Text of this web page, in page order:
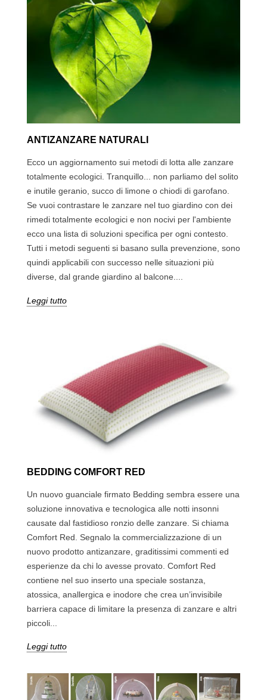
ANTIZANZARE NATURALI
Ecco un aggiornamento sui metodi di lotta alle zanzare
totalmente ecologici. Tranquillo... non parliamo del solito
e inutile geranio, succo di limone o chiodi di garofano.
Se vuoi contrastare le zanzare nel tuo giardino con dei
rimedi totalmente ecologici e non nocivi per l'ambiente
ecco una lista di soluzioni specifica per ogni contesto.
Tutti i metodi seguenti si basano sulla prevenzione, sono
quindi applicabili con successo nelle situazioni più
diverse, dal grande giardino al balcone....
Leggi tutto
BEDDING COMFORT RED
Un nuovo guanciale firmato Bedding sembra essere una
soluzione innovativa e tecnologica alle notti insonni
causate dal fastidioso ronzio delle zanzare. Si chiama
Comfort Red. Segnalo la commercializzazione di un
nuovo prodotto antizanzare, graditissimi commenti ed
esperienze da chi lo avesse provato. Comfort Red
contiene nel suo inserto una speciale sostanza,
atossica, anallergica e inodore che crea un’invisibile
barriera capace di limitare la presenza di zanzare e altri
piccoli...
Leggi tutto